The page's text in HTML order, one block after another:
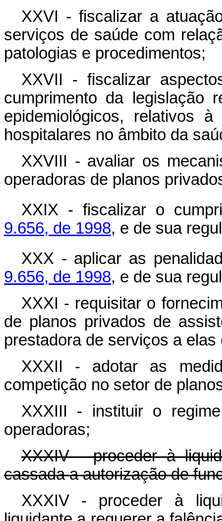
XXVI - fiscalizar a
serviços de saúde com
patologias e procedimentos;
XXVII - fiscalizar
cumprimento da legislação
epidemiológicos, relativos
hospitalares no âmbito da
XXVIII - avaliar os
operadoras de planos
XXIX - fiscalizar o
9.656, de 1998, e de sua
XXX - aplicar as
9.656, de 1998, e de sua
XXXI - requisitar o
de planos privados de
prestadora de serviços a
XXXII - adotar as
competição no setor de
XXXIII - instituir o
operadoras;
XXXIV - proceder à
cassada a autorização de
XXXIV - proceder à